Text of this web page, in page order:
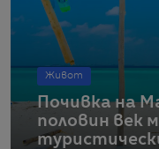
Живот
Почивка на
половин век